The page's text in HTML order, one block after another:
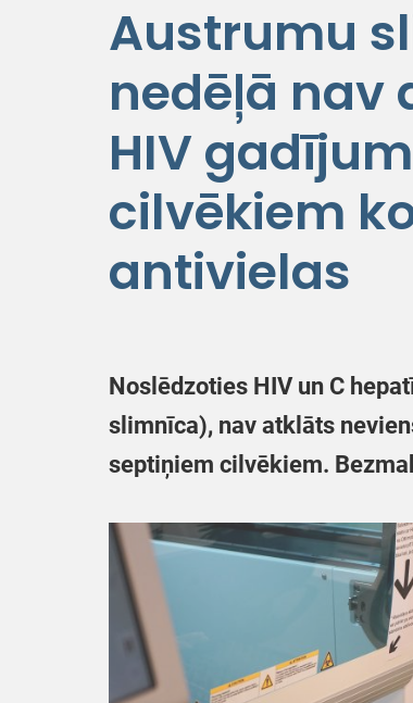
Austrumu
nedēļā nav
HIV
cilvēkiem
antivielas
Noslēdzoties HIV un C
slimnīca), nav atklāts
septiņiem cilvēkiem.